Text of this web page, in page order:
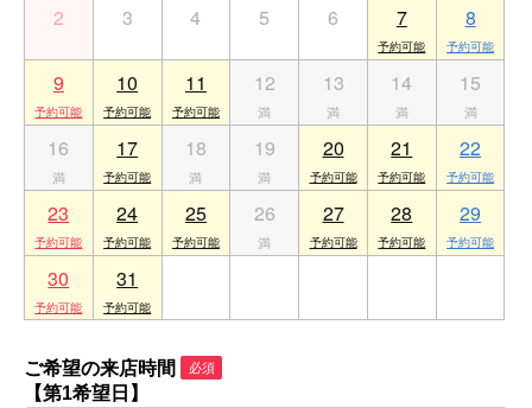
2 3 4 5 6 7 8
9 10 11 12 13 14 15
16 17 18 19 20 21 22
23 24 25 26 27 28 29
30 31
ご希望の来店時間 必須
【第1希望日】